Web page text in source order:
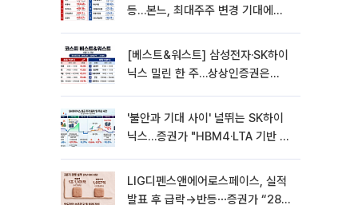
등…본느, 최대주주 변경 기대에
[베스트&워스트] 삼성전자·SK하이
닉스 밀린 한 주…상상인증권은
'불안과 기대 사이' 널뛰는 SK하이
닉스…증권가 "HBM4·LTA 기반 펀
LIG디펜스앤에어로스페이스, 실적
발표 후 급락→반등⋯증권가 “28년